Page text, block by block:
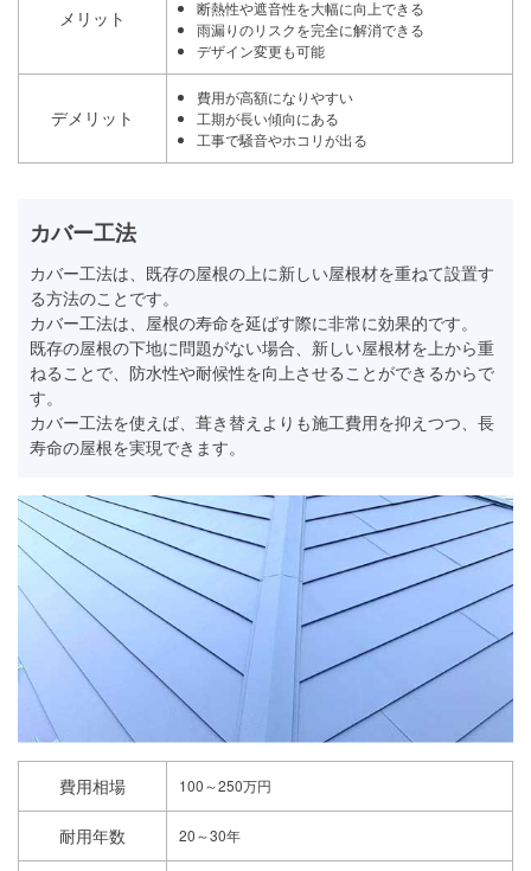
メリット
断熱性や遮音性を大幅に向上できる
雨漏りのリスクを完全に解消できる
デザイン変更も可能
デメリット
費用が高額になりやすい
工期が長い傾向にある
工事で騒音やホコリが出る
カバー工法
カバー工法は、既存の屋根の上に新しい屋根材を重ねて設置す
る方法のことです。
カバー工法は、屋根の寿命を延ばす際に非常に効果的です。
既存の屋根の下地に問題がない場合、新しい屋根材を上から重
ねることで、防水性や耐候性を向上させることができるからで
す。
カバー工法を使えば、葺き替えよりも施工費用を抑えつつ、長
寿命の屋根を実現できます。
費用相場 100～250万円
耐用年数 20～30年